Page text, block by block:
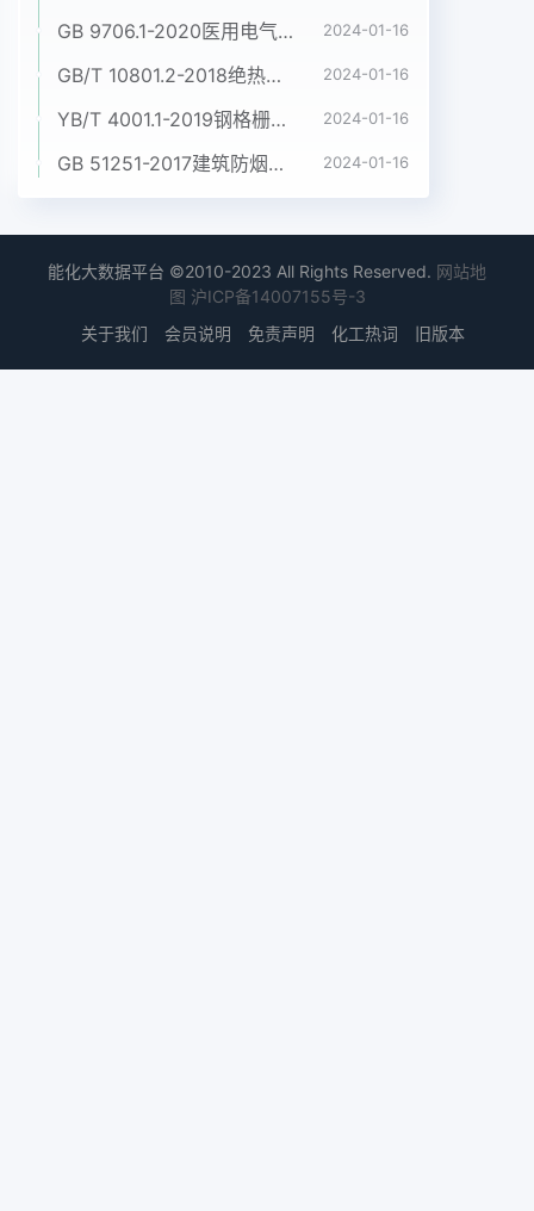
GB 9706.1-2020医用电气设备 第1部分:基本安全和基本性能的通用要求 2024-01-16
GB/T 10801.2-2018绝热用挤塑聚苯乙烯泡沫塑料(XPS) 2024-01-16
YB/T 4001.1-2019钢格栅板及配套件 第1部分:钢格栅板 2024-01-16
GB 51251-2017建筑防烟排烟系统技术标准 2024-01-16
能化大数据平台 ©2010-2023 All Rights Reserved. 网站地
图 沪ICP备14007155号-3
关于我们
会员说明 免责声明 化工热词 旧版本